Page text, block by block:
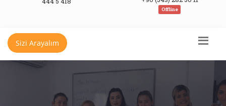
Offline
Sizi Arayalım